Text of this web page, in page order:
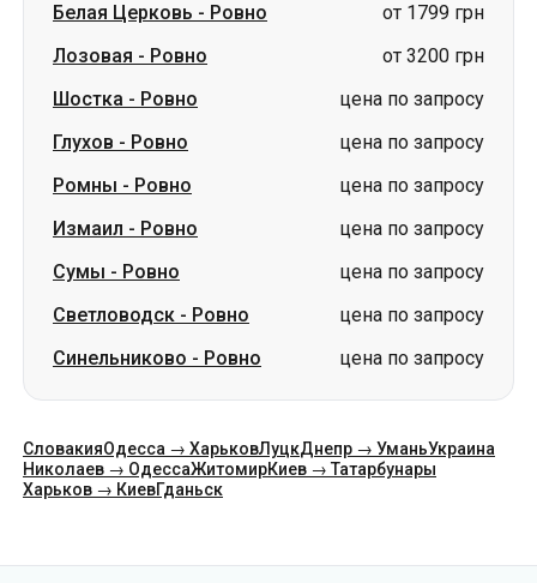
Белая Церковь - Ровно
от 1799 грн
Лозовая - Ровно
от 3200 грн
Шостка - Ровно
цена по запросу
Глухов - Ровно
цена по запросу
Ромны - Ровно
цена по запросу
Измаил - Ровно
цена по запросу
Сумы - Ровно
цена по запросу
Светловодск - Ровно
цена по запросу
Синельниково - Ровно цена по запросу
СловакияОдесса → ХарьковЛуцкДнепр → УманьУкраина
Николаев → ОдессаЖитомирКиев → Татарбунары
Харьков → КиевГданьск